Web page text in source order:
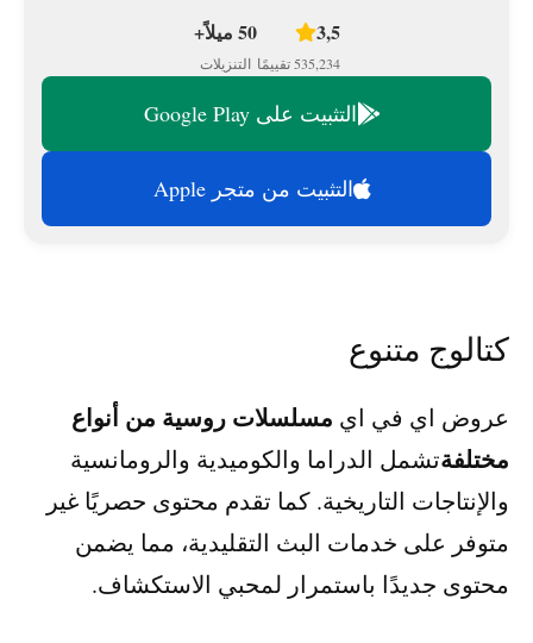
3,5
535,234 تقييمًا
50 ميلاً+
التنزيلات
التثبيت على Google Play
التثبيت من متجر Apple
كتالوج متنوع
عروض اي في اي مسلسلات روسية من أنواع
مختلفةتشمل الدراما والكوميدية والرومانسية
والإنتاجات التاريخية. كما تقدم محتوى حصريًا غير
متوفر على خدمات البث التقليدية، مما يضمن
محتوى جديدًا باستمرار لمحبي الاستكشاف.